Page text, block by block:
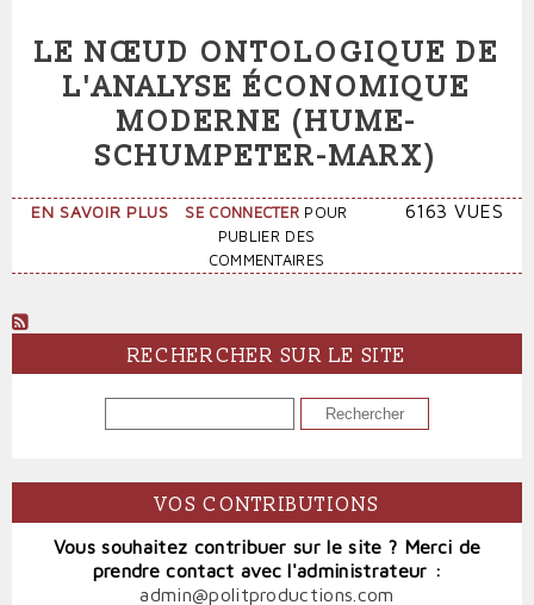
LE NŒUD ONTOLOGIQUE DE
L'ANALYSE ÉCONOMIQUE
MODERNE (HUME-
SCHUMPETER-MARX)
EN SAVOIR PLUS SUR
NŒUD
L'ANALYSE
ÉCONOMIQUE
MODERNE
(HUME-
SCHUMPETER-
SE CONNECTER POUR
PUBLIER DES
COMMENTAIRES
6163 VUES
RECHERCHER SUR LE SITE
RECHERCHER
VOS CONTRIBUTIONS
Vous souhaitez contribuer sur le site ? Merci de
prendre contact avec l'administrateur :
admin@politproductions.com